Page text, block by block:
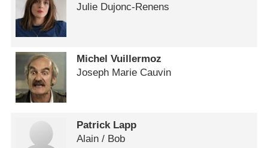
Julie Dujonc-Renens
Michel Vuillermoz
Joseph Marie Cauvin
Patrick Lapp
Alain /​ Bob